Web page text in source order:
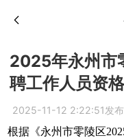
2025年永州市
聘工作人员资
2025-11-12 2:22:51发布
根据《永州市零陵区